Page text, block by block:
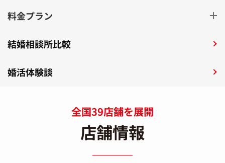
料金プラン
結婚相談所比較
婚活体験談
全国39店舗を展開
店舗情報